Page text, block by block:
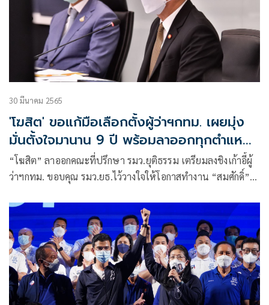
30 มีนาคม 2565
'โฆสิต' ขอแก้มือเลือกตั้งผู้ว่าฯกทม. เผยมุ่ง
มั่นตั้งใจมานาน 9 ปี พร้อมลาออกทุกตำแหน่ง
ใน ยธ.
“โฆสิต” ลาออกคณะที่ปรึกษา รมว.ยุติธรรม เตรียมลงชิงเก้าอี้ผู้
ว่าฯกทม. ขอบคุณ รมว.ยธ.ไว้วางใจให้โอกาสทำงาน “สมศักดิ์”
เมือง เชื่อคนกรุงเทพได้ประโยชน์